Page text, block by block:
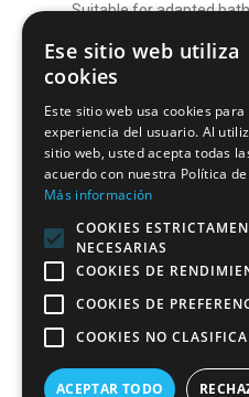
Suitable for adapted
Stainless steel satin
finish ( VELTIA 5049.B)
15049.W).
View all Features
IF IT IS
DOWNLOADS
Ese sitio web utiliza
cookies
Este sitio web usa cookies
experiencia del usuario. Al
sitio web, usted acepta todas
acuerdo con nuestra Política
Más información
COOKIES
NECESARIAS
COOKIES DE
COOKIES DE
COOKIES NO
ACEPTAR TODO